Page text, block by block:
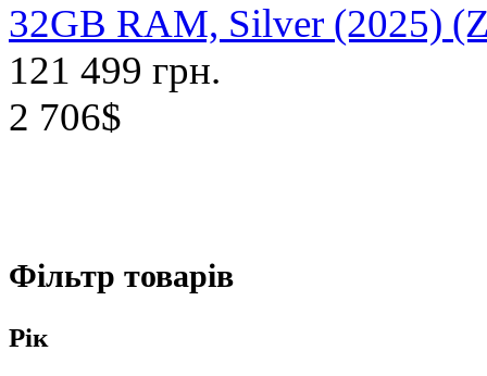
32GB RAM, Silver (2025)
121 499 грн.
2 706$
Фільтр товарів
Рік